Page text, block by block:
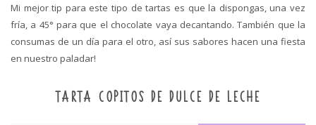
Mi mejor tip para este tipo de tartas es que la dispongas, una vez
fría, a 45° para que el chocolate vaya decantando. También que la
consumas de un día para el otro, así sus sabores hacen una fiesta
en nuestro paladar!
TARTA COPITOS DE DULCE DE LECHE